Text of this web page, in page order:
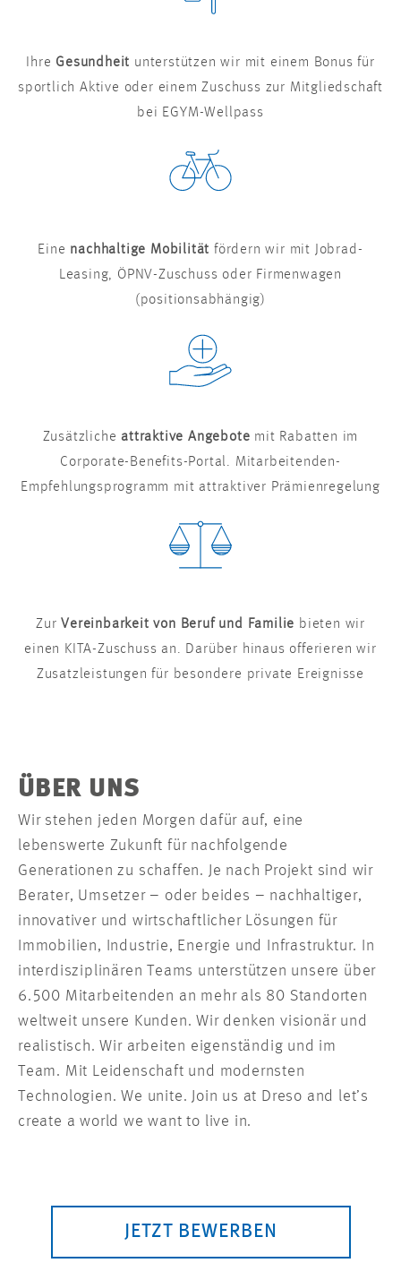
Ihre Gesundheit unterstützen wir mit einem Bonus für
sportlich Aktive oder einem Zuschuss zur Mitgliedschaft
bei EGYM-Wellpass
Eine nachhaltige Mobilität fördern wir mit Jobrad-
Leasing, ÖPNV-Zuschuss oder Firmenwagen
(positionsabhängig)
Zusätzliche attraktive Angebote mit Rabatten im
Corporate-Benefits-Portal. Mitarbeitenden-
Empfehlungsprogramm mit attraktiver Prämienregelung
ZurVereinbarkeit von Beruf und Familie bieten wir
einen KITA-Zuschuss an. Darüber hinaus offerieren wir
Zusatzleistungen für besondere private Ereignisse
ÜBER UNS
Wir stehen jeden Morgen dafür auf, eine
lebenswerte Zukunft für nachfolgende
Generationen zu schaffen. Je nach Projekt sind wir
Berater, Umsetzer – oder beides – nachhaltiger,
innovativer und wirtschaftlicher Lösungen für
Immobilien, Industrie, Energie und Infrastruktur. In
interdisziplinären Teams unterstützen unsere über
6.500 Mitarbeitenden an mehr als 80 Standorten
weltweit unsere Kunden. Wir denken visionär und
realistisch. Wir arbeiten eigenständig und im
Team. Mit Leidenschaft und modernsten
Technologien. We unite. Join us at Dreso and let’s
create a world we want to live in.
JETZT BEWERBEN